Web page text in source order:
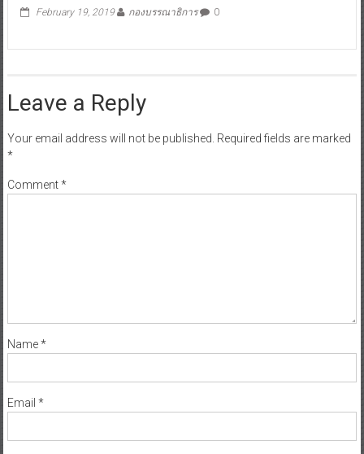
February 19, 2019 กองบรรณาธิการ 0
Leave a Reply
Your email address will not be published. Required fields are marked
*
Comment*
Name*
Email *